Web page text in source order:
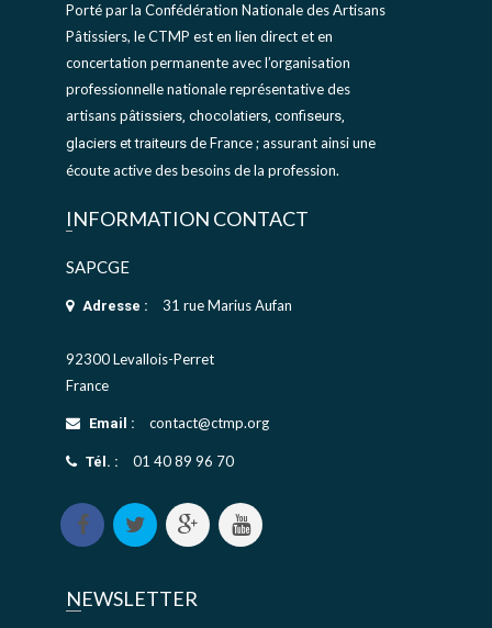
Porté par la Confédération Nationale des Artisans
Pâtissiers, le CTMP est en lien direct et en
concertation permanente avec l’organisation
professionnelle nationale représentative des
artisans pâtissiers, chocolatiers, confiseurs,
glaciers et traiteurs de France ; assurant ainsi une
écoute active des besoins de la profession.
INFORMATION CONTACT
SAPCGE
Adresse : 31 rue Marius Aufan
92300 Levallois-Perret
France
Email : contact@ctmp.org
Tél. : 01 40 89 96 70
NEWSLETTER